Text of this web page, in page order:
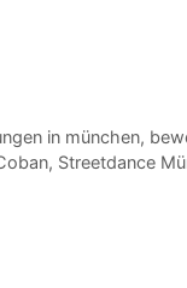
in münchen,
, Streetdance